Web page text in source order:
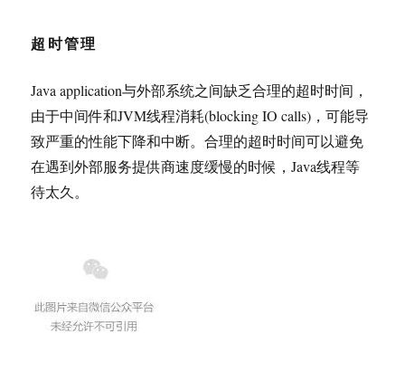
超时管理
Java application与外部系统之间缺乏合理的超时时间，
由于中间件和JVM线程消耗(blocking IO calls)，可能导
致严重的性能下降和中断。合理的超时时间可以避免
在遇到外部服务提供商速度缓慢的时候，Java线程等
待太久。